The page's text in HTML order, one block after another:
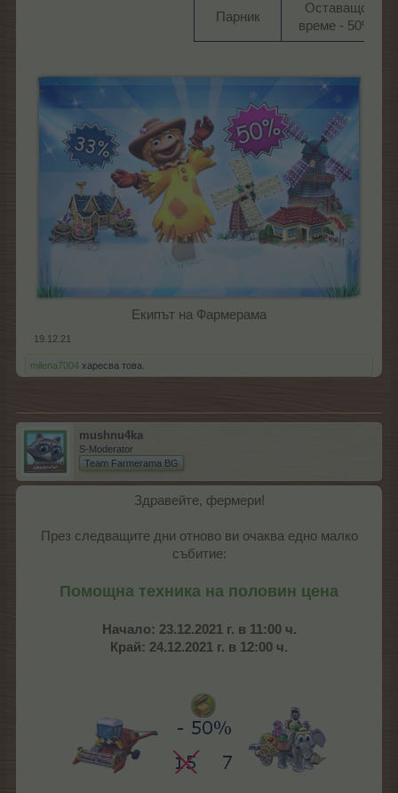
Парник​
Оставащо
време - 50%​
Екипът на Фармерама​
19.12.21
milena7004 харесва това.
mushnu4ka
S-Moderator
Team Farmerama BG
Здравейте, фермери!
През следващите дни отново ви очаква едно малко
събитие:
Помощна техника на половин цена
Начало: 23.12.2021 г. в 11:00 ч.
Край: 24.12.2021 г. в 12:00 ч.